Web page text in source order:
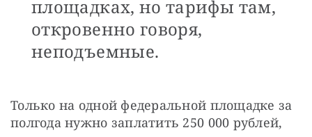
площадках, но тарифы там,
откровенно говоря,
неподъемные.
Только на одной федеральной площадке за
полгода нужно заплатить 250 000 рублей,